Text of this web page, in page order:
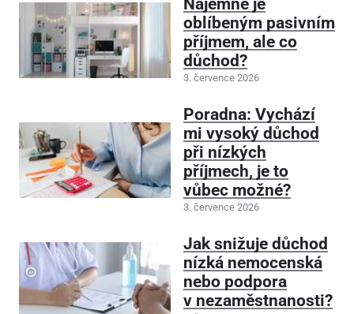
Nájemné je
oblíbeným pasivním
příjmem, ale co
důchod?
3. července 2026
Poradna: Vychází
mi vysoký důchod
při nízkých
příjmech, je to
vůbec možné?
3. července 2026
Jak snižuje důchod
nízká nemocenská
nebo podpora
v nezaměstnanosti?